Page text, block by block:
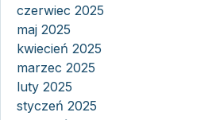
czerwiec 2025
maj 2025
kwiecień 2025
marzec 2025
luty 2025
styczeń 2025